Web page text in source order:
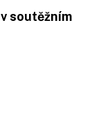
soutěžním